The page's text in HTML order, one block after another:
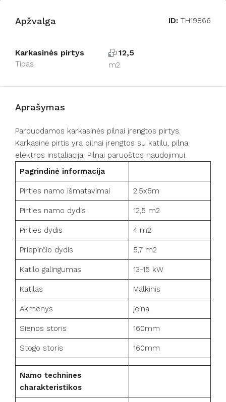
Apžvalga ID: TH19866
Karkasinės pirtys
Tipas
12,5
m2
Aprašymas
Parduodamos karkasinės pilnai įrengtos pirtys.
Karkasinė pirtis yra pilnai įrengtos su katilu, pilna
elektros instaliacija. Pilnai paruoštos naudojimui.
Pagrindinė informacija
Pirties namo išmatavimai 2.5x5m
Pirties namo dydis 12,5 m2
Pirties dydis 4 m2
Priepirčio dydis 5,7 m2
Katilo galingumas 13-15 kW
Katilas Malkinis
Akmenys įeina
Sienos storis 160mm
Stogo storis 160mm
Namo technines
charakteristikos